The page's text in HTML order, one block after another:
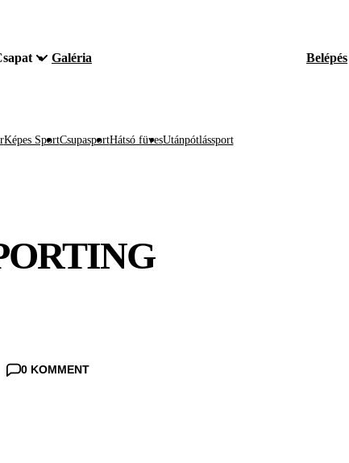
Galéria Belépés
Képes SportCsupasportHátsó füvesUtánpótlássport
0 KOMMENT